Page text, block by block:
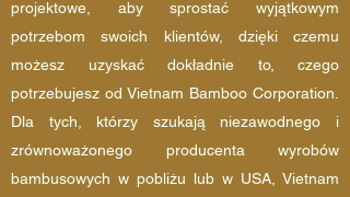
projektowe, aby sprostać wyjątkowym
potrzebom swoich klientów, dzięki czemu
możesz uzyskać dokładnie to, czego
potrzebujesz od Vietnam Bamboo Corporation.
Dla tych, którzy szukają niezawodnego i
zrównoważonego producenta wyrobów
bambusowych w pobliżu lub w USA, Vietnam